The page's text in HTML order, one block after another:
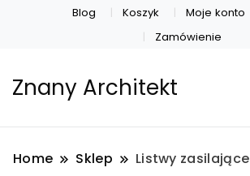
Blog Koszyk Moje konto
Zamówienie
Znany Architekt
Home Sklep Listwy zasilające